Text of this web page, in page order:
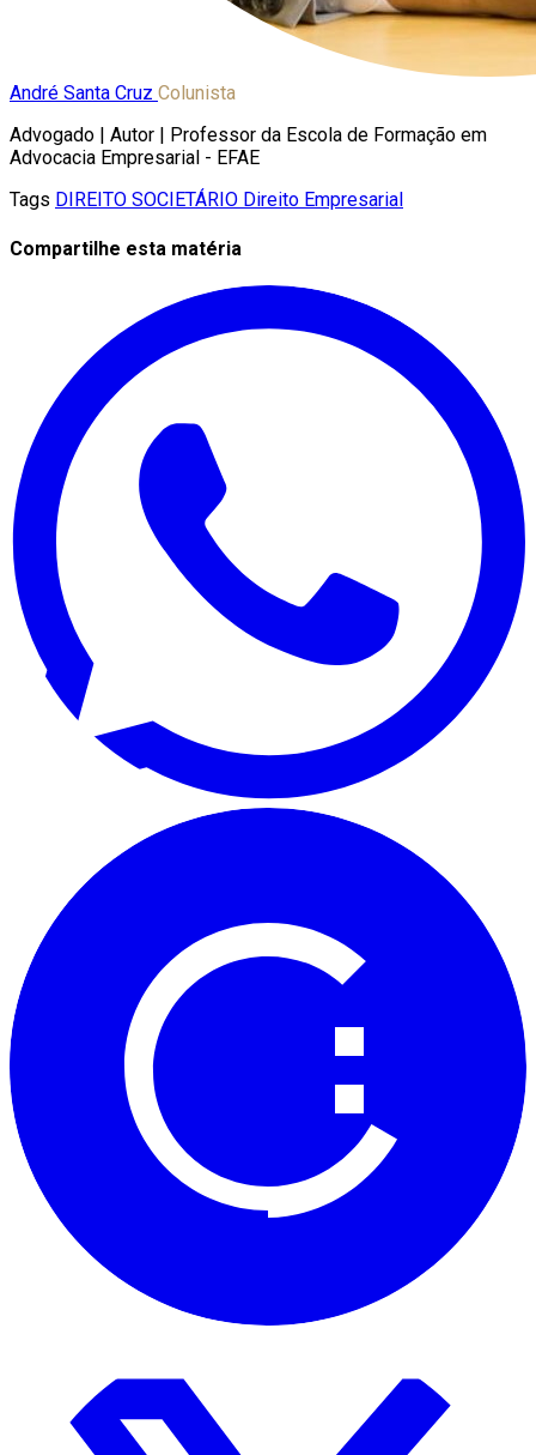
André Santa Cruz Colunista
Advogado | Autor | Professor da Escola de Formação em
Advocacia Empresarial - EFAE
Tags DIREITO SOCIETÁRIO Direito Empresarial
Compartilhe esta matéria